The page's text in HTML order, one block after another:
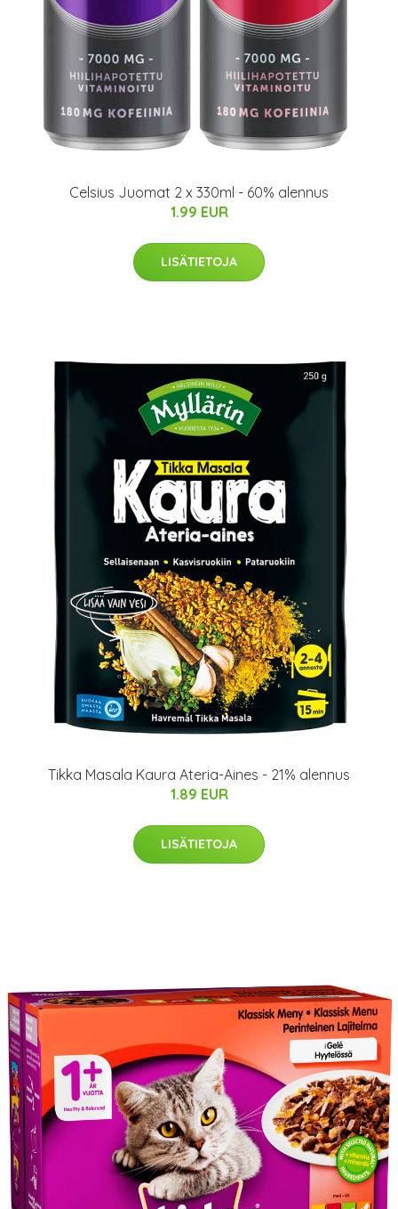
Celsius Juomat 2 x 330ml - 60% alennus
1.99 EUR
LISÄTIETOJA
Tikka Masala Kaura Ateria-Aines - 21% alennus
1.89 EUR
LISÄTIETOJA